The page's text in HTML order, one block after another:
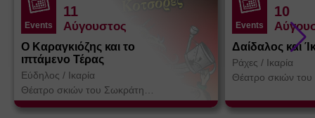
Events
11
Αύγουστος
Ο Καραγκιόζης και το
ιπτάμενο Τέρας
Εύδηλος / Ικαρία
Θέατρο σκιών του Σωκράτη
Κοτσορέ
Events
10
Δαίδαλος και
Ράχες / Ικαρία
Θέατρο σκιών